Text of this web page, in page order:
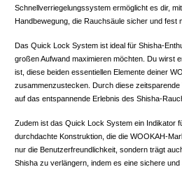
Schnellverriegelungssystem ermöglicht es dir,
Handbewegung, die Rauchsäule sicher und fest
Das Quick Lock System ist ideal für Shisha-
großen Aufwand maximieren möchten. Du wirst
ist, diese beiden essentiellen Elemente deiner
zusammenzustecken. Durch diese
auf das entspannende Erlebnis des Shisha-
Zudem ist das Quick Lock System ein Indikator
durchdachte Konstruktion, die die WOOKAH-
nur die Benutzerfreundlichkeit, sondern trägt
Shisha zu verlängern, indem es eine sichere und